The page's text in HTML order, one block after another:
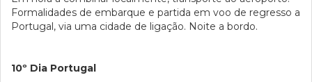
Formalidades de embarque e partida em voo de regresso a
Portugal, via uma cidade de ligação. Noite a bordo.
10º Dia Portugal